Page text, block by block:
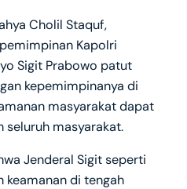
Cholil Staquf,
Kapolri
Sigit Prabowo patut
kepemimpinanya di
masyarakat dapat
seluruh masyarakat.
Jenderal Sigit seperti
keamanan di tengah